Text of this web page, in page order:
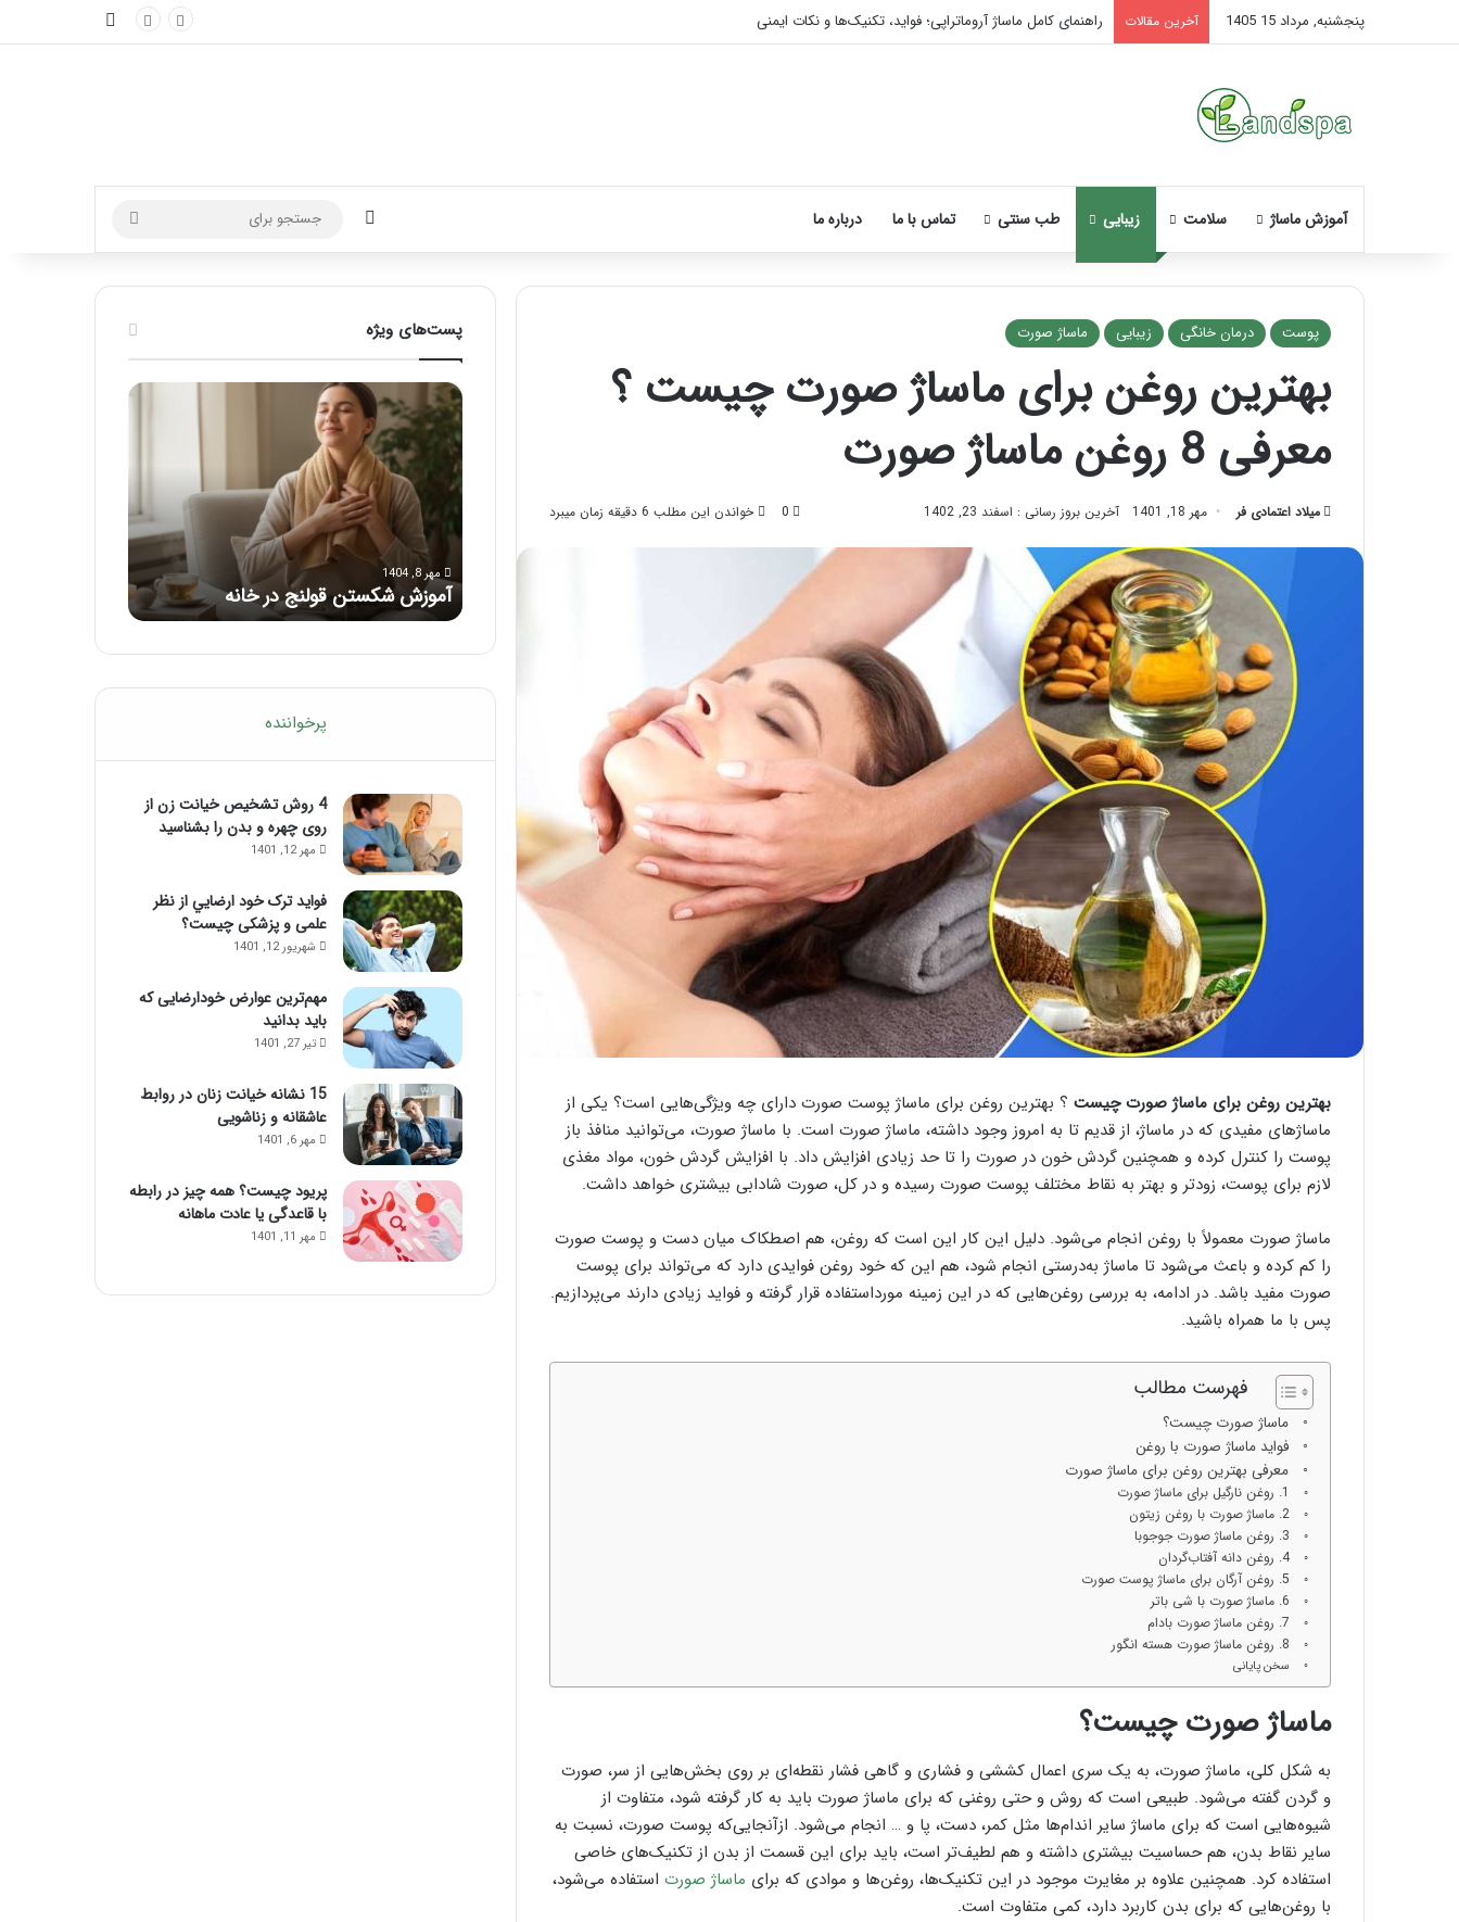
پنجشنبه, مرداد 15 1405 آخرین مقالات راهنمای کامل ماساژ آروماتراپی؛ فواید، تکنیک‌ها و نکات ایمنی
آموزش ماساژ سلامت زیبایی طب سنتی تماس با ما درباره ما تغییر پوسته
برای
پوست درمان خانگی زیبایی ماساژ صورت
بهترین روغن برای ماساژ صورت چیست ؟
معرفی 8 روغن ماساژ صورت
میلاد اعتمادی فر مهر 18, 1401 آخرین بروز رسانی : اسفند 23, 1402 0 خواندن این مطلب 6 دقیقه زمان میبرد
بهترین روغن برای ماساژ صورت چیست ؟ بهترین روغن برای ماساژ پوست صورت دارای چه ویژگی‌هایی است؟ یکی از
ماساژهای مفیدی که در ماساژ، از قدیم تا به امروز وجود داشته، ماساژ صورت است. با ماساژ صورت، می‌توانید منافذ باز
پوست را کنترل کرده و همچنین گردش خون در صورت را تا حد زیادی افزایش داد. با افزایش گردش خون، مواد مغذی
لازم برای پوست، زودتر و بهتر به نقاط مختلف پوست صورت رسیده و در کل، صورت شادابی بیشتری خواهد داشت.
ماساژ صورت معمولاً با روغن انجام می‌شود. دلیل این کار این است که روغن، هم اصطکاک میان دست و پوست صورت
را کم کرده و باعث می‌شود تا ماساژ به‌درستی انجام شود، هم این که خود روغن فوایدی دارد که می‌تواند برای پوست
صورت مفید باشد. در ادامه، به بررسی روغن‌هایی که در این زمینه مورداستفاده قرار گرفته و فواید زیادی دارند می‌پردازیم.
پس با ما همراه باشید.
فهرست مطالب
ماساژ صورت چیست؟
فواید ماساژ صورت با روغن
معرفی بهترین روغن برای ماساژ صورت
1. روغن نارگیل برای ماساژ صورت
2. ماساژ صورت با روغن زیتون
3. روغن ماساژ صورت جوجوبا
4. روغن دانه آفتاب‌گردان
5. روغن آرگان برای ماساژ پوست صورت
6. ماساژ صورت با شی باتر
7. روغن ماساژ صورت بادام
8. روغن ماساژ صورت هسته انگور
سخن پایانی
ماساژ صورت چیست؟
به شکل کلی، ماساژ صورت، به یک سری اعمال کششی و فشاری و گاهی فشار نقطه‌ای بر روی بخش‌هایی از سر، صورت
و گردن گفته می‌شود. طبیعی است که روش و حتی روغنی که برای ماساژ صورت باید به کار گرفته شود، متفاوت از
شیوه‌هایی است که برای ماساژ سایر اندام‌ها مثل کمر، دست، پا و … انجام می‌شود. ازآنجایی‌که پوست صورت، نسبت به
سایر نقاط بدن، هم حساسیت بیشتری داشته و هم لطیف‌تر است، باید برای این قسمت از بدن از تکنیک‌های خاصی
استفاده کرد. همچنین علاوه بر مغایرت موجود در این تکنیک‌ها، روغن‌ها و موادی که برای ماساژ صورت استفاده می‌شود،
با روغن‌هایی که برای بدن کاربرد دارد، کمی متفاوت است.
پست‌های ویژه
نحوه
ماساژ
صورت
بعد
تزریق
بایدها
و
نبایدهای
آن!
تیر 28, 1404
نحوه ماساژ صورت بعد از تزریق چربی؛
بایدها و نبایدهای آن!
آموزش
شکستن
آموزش شکستن قولنج در خانه
ماساژ
برای
بهبود
تمرکز
ذهنی؛
با
این
حواس‌جمع
شوید!
مرداد 6, 1404
ماساژ برای بهبود تمرکز ذهنی؛ با این
ماساژ حواس‌جمع شوید!
راهنمای
بعد
از
پرخواننده
4 روش تشخیص خیانت زن از
روی چهره و بدن را بشناسید
مهر 12, 1401
فواید ترک خود ارضايي از نظر
علمی و پزشکی چیست؟
شهریور 12, 1401
مهم‌ترین عوارض خودارضایی که
باید بدانید
تیر 27, 1401
15 نشانه خیانت زنان در روابط
عاشقانه و زناشویی
مهر 6, 1401
پریود چیست؟ همه چیز در رابطه
با قاعدگی یا عادت ماهانه
مهر 11, 1401